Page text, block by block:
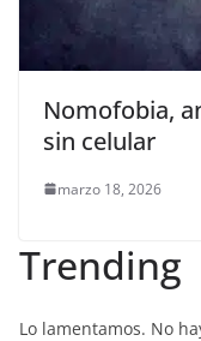
Nomofobia,
sin celular
marzo 18, 2026
Trending
Lo lamentamos. No